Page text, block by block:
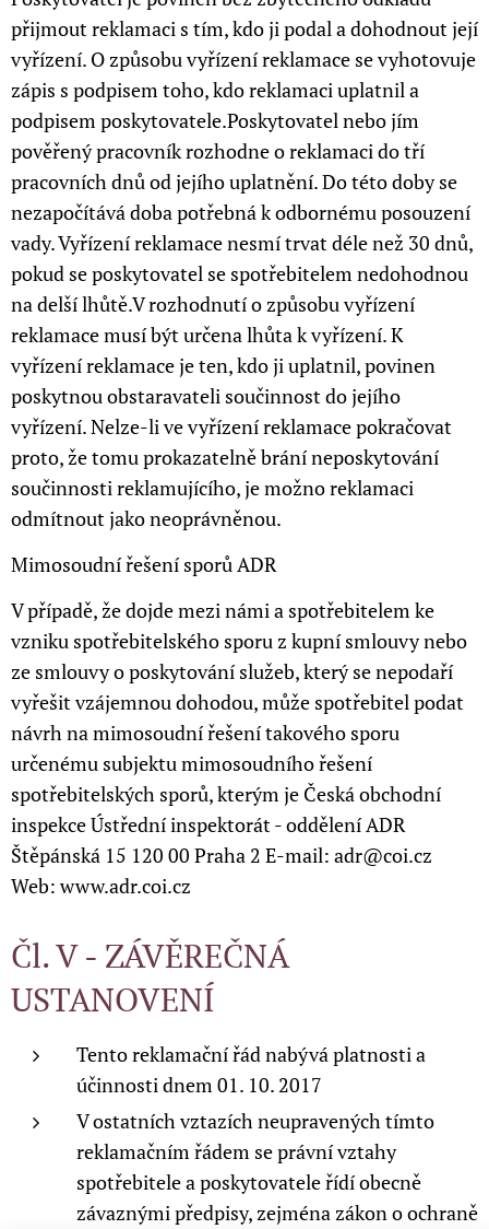
přijmout reklamaci s tím, kdo ji podal a dohodnout její
vyřízení. O způsobu vyřízení reklamace se vyhotovuje
zápis s podpisem toho, kdo reklamaci uplatnil a
podpisem poskytovatele.Poskytovatel nebo jím
pověřený pracovník rozhodne o reklamaci do tří
pracovních dnů od jejího uplatnění. Do této doby se
nezapočítává doba potřebná k odbornému posouzení
vady. Vyřízení reklamace nesmí trvat déle než 30 dnů,
pokud se poskytovatel se spotřebitelem nedohodnou
na delší lhůtě.V rozhodnutí o způsobu vyřízení
reklamace musí být určena lhůta k vyřízení. K
vyřízení reklamace je ten, kdo ji uplatnil, povinen
poskytnou obstaravateli součinnost do jejího
vyřízení. Nelze-li ve vyřízení reklamace pokračovat
proto, že tomu prokazatelně brání neposkytování
součinnosti reklamujícího, je možno reklamaci
odmítnout jako neoprávněnou.
Mimosoudní řešení sporů ADR
V případě, že dojde mezi námi a spotřebitelem ke
vzniku spotřebitelského sporu z kupní smlouvy nebo
ze smlouvy o poskytování služeb, který se nepodaří
vyřešit vzájemnou dohodou, může spotřebitel podat
návrh na mimosoudní řešení takového sporu
určenému subjektu mimosoudního řešení
spotřebitelských sporů, kterým je Česká obchodní
inspekce Ústřední inspektorát - oddělení ADR
Štěpánská 15 120 00 Praha 2 E-mail: adr@coi.cz
Web: www.adr.coi.cz
Čl. V - ZÁVĚREČNÁ
USTANOVENÍ
Tento reklamační řád nabývá platnosti a
účinnosti dnem 01. 10. 2017
V ostatních vztazích neupravených tímto
reklamačním řádem se právní vztahy
spotřebitele a poskytovatele řídí obecně
závaznými předpisy, zejména zákon o ochraně